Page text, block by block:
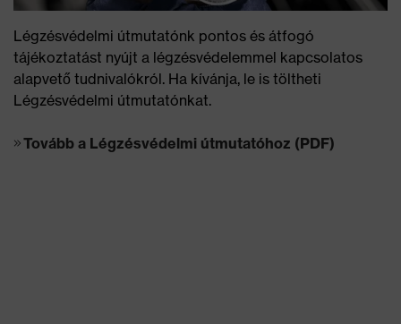
Légzésvédelmi útmutatónk pontos és átfogó
tájékoztatást nyújt a légzésvédelemmel kapcsolatos
alapvető tudnivalókról. Ha kívánja, le is töltheti
Légzésvédelmi útmutatónkat.
Tovább a Légzésvédelmi útmutatóhoz (PDF)